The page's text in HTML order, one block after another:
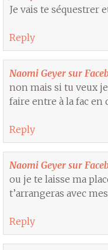
Je vais te séquestrer
Reply
Naomi Geyer sur
non mais si tu veux
faire entre à la fac en
Reply
Naomi Geyer sur
ou je te laisse ma
t’arrangeras avec
Reply